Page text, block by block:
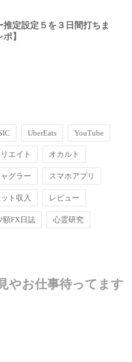
推定設定５を３日間打ちま
】
UberEats YouTube
エイト オカルト
グラー スマホアプリ
ト収入 レビュー
額FX日誌 心霊研究
やお仕事待ってます